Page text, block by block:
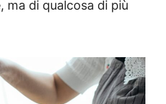
ma di qualcosa di più